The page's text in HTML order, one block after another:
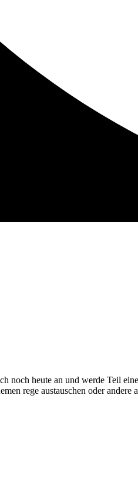
noch heute an und werde Teil
rege austauschen oder